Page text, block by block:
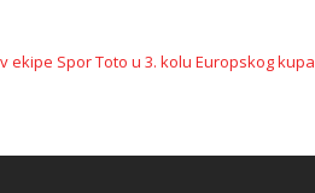
ekipe Spor Toto u 3. kolu Europskog kupa